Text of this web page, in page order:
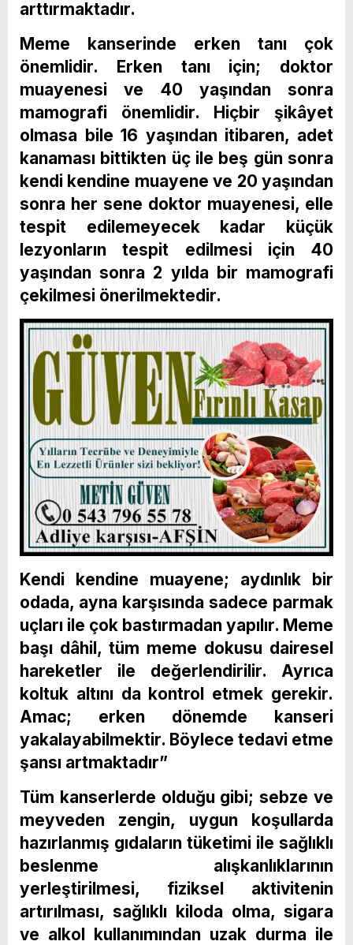
arttırmaktadır.
Meme kanserinde erken tanı çok
önemlidir. Erken tanı için; doktor
muayenesi ve 40 yaşından sonra
mamografi önemlidir. Hiçbir şikâyet
olmasa bile 16 yaşından itibaren, adet
kanaması bittikten üç ile beş gün sonra
kendi kendine muayene ve 20 yaşından
sonra her sene doktor muayenesi, elle
tespit edilemeyecek kadar küçük
lezyonların tespit edilmesi için 40
yaşından sonra 2 yılda bir mamografi
çekilmesi önerilmektedir.
Kendi kendine muayene; aydınlık bir
odada, ayna karşısında sadece parmak
uçları ile çok bastırmadan yapılır. Meme
başı dâhil, tüm meme dokusu dairesel
hareketler ile değerlendirilir. Ayrıca
koltuk altını da kontrol etmek gerekir.
Amac; erken dönemde kanseri
yakalayabilmektir. Böylece tedavi etme
şansı artmaktadır”
Tüm kanserlerde olduğu gibi; sebze ve
meyveden zengin, uygun koşullarda
hazırlanmış gıdaların tüketimi ile sağlıklı
beslenme alışkanlıklarının
yerleştirilmesi, fiziksel aktivitenin
artırılması, sağlıklı kiloda olma, sigara
ve alkol kullanımından uzak durma ile